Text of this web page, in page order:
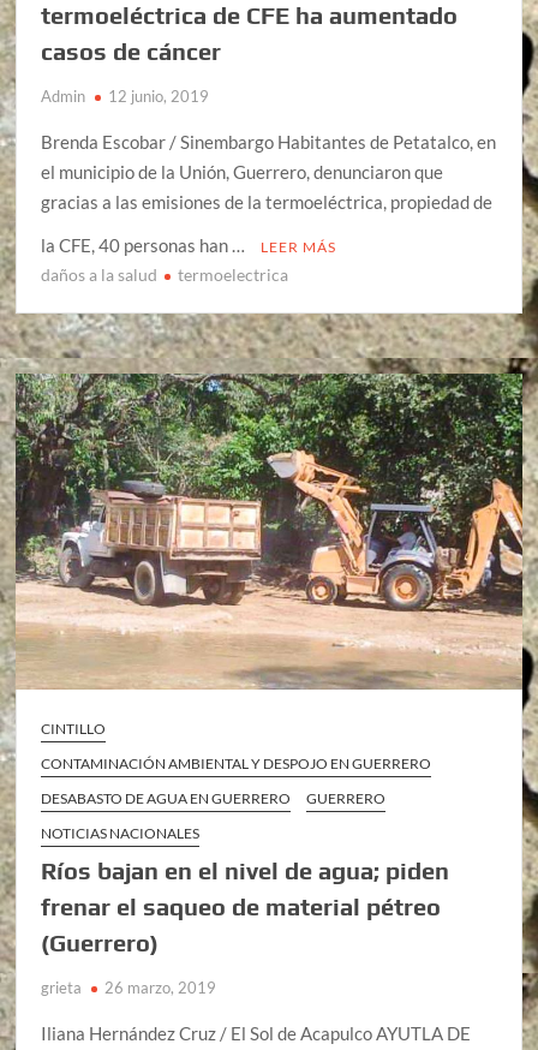
termoeléctrica de CFE ha aumentado
casos de cáncer
Admin 12 junio, 2019
Brenda Escobar / Sinembargo Habitantes de Petatalco, en
el municipio de la Unión, Guerrero, denunciaron que
gracias a las emisiones de la termoeléctrica, propiedad de
la CFE, 40 personas han …
LEER MÁS
daños a la salud termoelectrica
CINTILLO
CONTAMINACIÓN AMBIENTAL Y DESPOJO EN GUERRERO
DESABASTO DE AGUA EN GUERRERO
GUERRERO
NOTICIAS NACIONALES
Ríos bajan en el nivel de agua; piden
frenar el saqueo de material pétreo
(Guerrero)
grieta 26 marzo, 2019
Iliana Hernández Cruz / El Sol de Acapulco AYUTLA DE